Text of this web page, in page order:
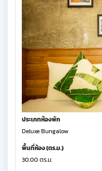
ประเภทห้องพัก
Deluxe Bungalow
พื้นที่ห้อง (ตร.ม.)
30.00 ตร.ม.